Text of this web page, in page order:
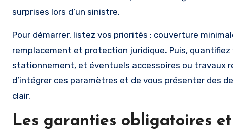
surprises lors d’un sinistre.
Pour démarrer, listez vos priorités : couverture
remplacement et protection juridique. Puis,
stationnement, et éventuels accessoires ou travaux
d’intégrer ces paramètres et de vous présenter des
clair.
Les garanties obligatoires